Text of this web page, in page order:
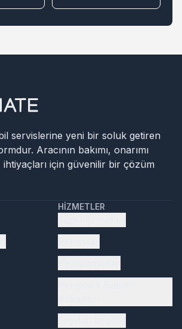
servislerine yeni bir soluk getiren
Aracının bakımı, onarımı
için güvenilir bir çözüm
HIZMETLER